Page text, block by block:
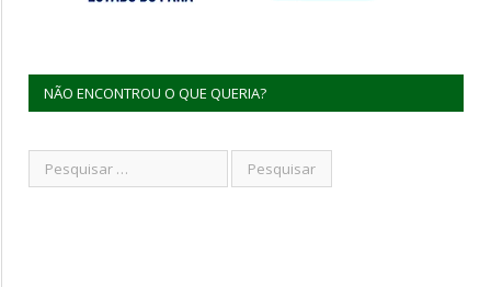
NÃO ENCONTROU O QUE QUERIA?